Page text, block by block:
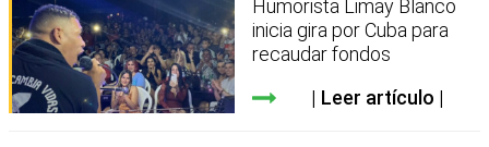
Humorista Limay Blanco
inicia gira por Cuba para
recaudar fondos
Leer artículo